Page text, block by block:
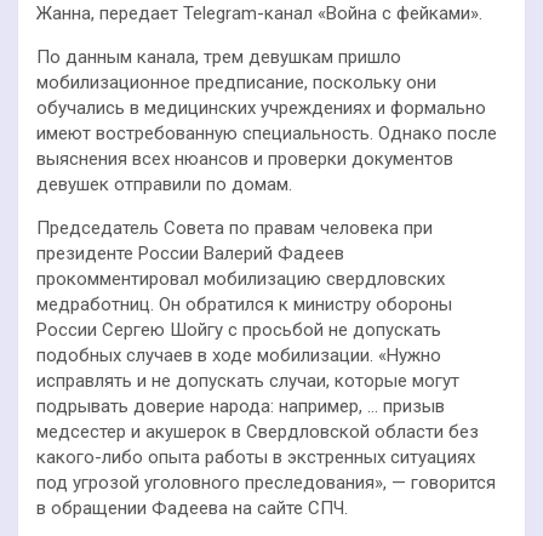
Жанна, передает Telegram-канал «Война с фейками».
По данным канала, трем девушкам пришло
мобилизационное предписание, поскольку они
обучались в медицинских учреждениях и формально
имеют востребованную специальность. Однако после
выяснения всех нюансов и проверки документов
девушек отправили по домам.
Председатель Совета по правам человека при
президенте России Валерий Фадеев
прокомментировал мобилизацию свердловских
медработниц. Он обратился к министру обороны
России Сергею Шойгу с просьбой не допускать
подобных случаев в ходе мобилизации. «Нужно
исправлять и не допускать случаи, которые могут
подрывать доверие народа: например, … призыв
медсестер и акушерок в Свердловской области без
какого-либо опыта работы в экстренных ситуациях
под угрозой уголовного преследования», — говорится
в обращении Фадеева на сайте СПЧ.